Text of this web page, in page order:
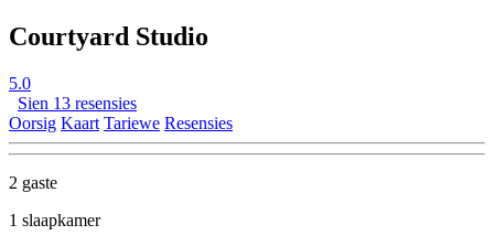
Courtyard Studio
5.0
Sien 13 resensies
Oorsig Kaart Tariewe Resensies
2 gaste
1 slaapkamer